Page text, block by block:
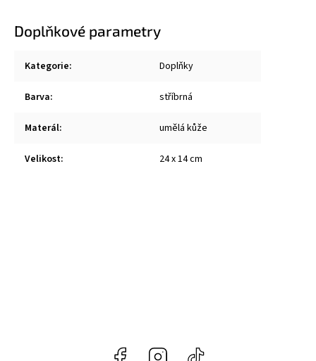
Doplňkové parametry
Kategorie: Doplňky
Barva: stříbrná
Materál: umělá kůže
Velikost: 24 x 14 cm
Facebook Instagram